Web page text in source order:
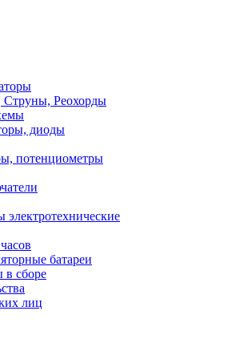
Струны, Реохорды
диоды
потенциометры
электротехнические
батареи
сборе
лиц